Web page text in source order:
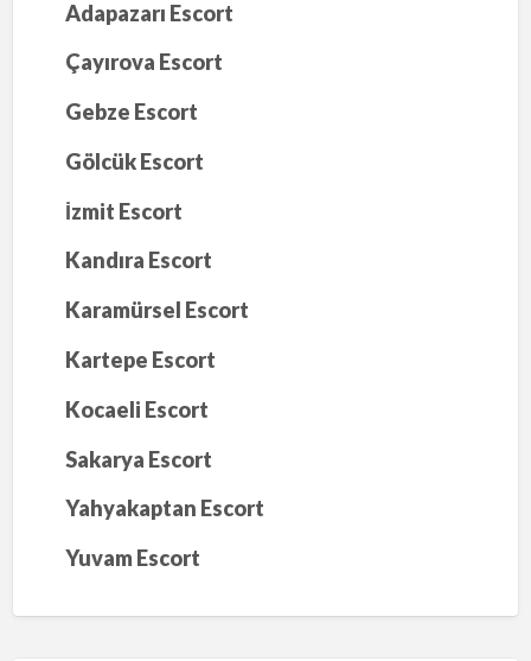
Adapazarı Escort
Çayırova Escort
Gebze Escort
Gölcük Escort
İzmit Escort
Kandıra Escort
Karamürsel Escort
Kartepe Escort
Kocaeli Escort
Sakarya Escort
Yahyakaptan Escort
Yuvam Escort